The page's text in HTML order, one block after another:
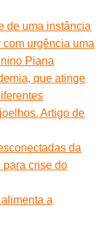
de uma instância
urgência uma
Piana
que atinge
Artigo de
da
para crise do
a